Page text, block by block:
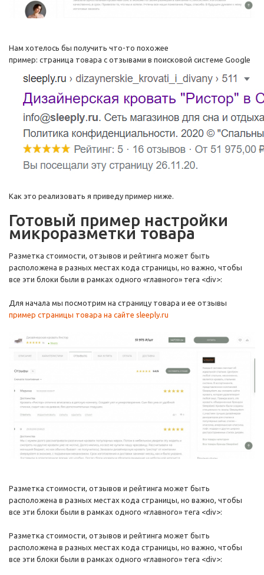
Нам хотелось бы получить что-то похожее
пример: страница товара с отзывами в поисковой системе Google
Как это реализовать я приведу пример ниже.
Готовый пример настройки
микроразметки товара
Разметка стоимости, отзывов и рейтинга может быть
расположена в разных местах кода страницы, но важно, чтобы
все эти блоки были в рамках одного «главного» тега <div>:
Для начала мы посмотрим на страницу товара и ее отзывы
пример страницы товара на сайте sleeply.ru
Разметка стоимости, отзывов и рейтинга может быть
расположена в разных местах кода страницы, но важно, чтобы
все эти блоки были в рамках одного «главного» тега <div>:
Разметка стоимости, отзывов и рейтинга может быть
расположена в разных местах кода страницы, но важно, чтобы
все эти блоки были в рамках одного «главного» тега <div>: